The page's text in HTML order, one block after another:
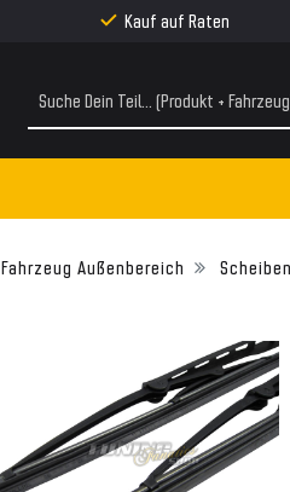
Kauf auf Raten
Fahrzeug Außenbereich